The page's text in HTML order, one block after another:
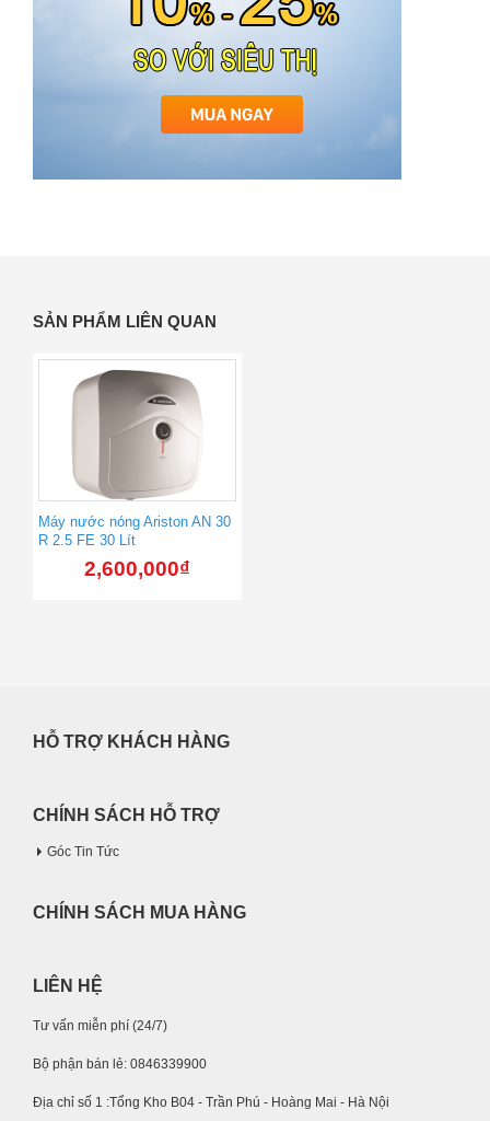
SẢN PHẨM LIÊN QUAN
Máy nước nóng Ariston AN 30
R 2.5 FE 30 Lít
2,600,000₫
HỖ TRỢ KHÁCH HÀNG
CHÍNH SÁCH HỖ TRỢ
Góc Tin Tức
CHÍNH SÁCH MUA HÀNG
LIÊN HỆ
Tư vấn miễn phí (24/7)
Bộ phận bán lẻ: 0846339900
Địa chỉ số 1 :Tổng Kho B04 - Trần Phú - Hoàng Mai - Hà Nội